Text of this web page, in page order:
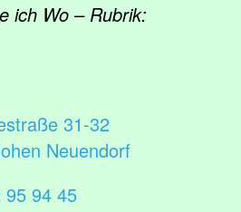
ich Wo – Rubrik:
31-32
Neuendorf
95 94 45